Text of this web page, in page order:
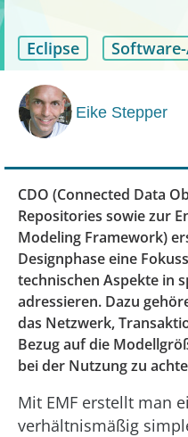
Eclipse
Eike Stepper
CDO (Connected Data
Repositories sowie zur
Modeling Framework)
Designphase eine
technischen Aspekte in
adressieren. Dazu
das Netzwerk,
Bezug auf die
bei der Nutzung zu
Mit EMF erstellt man
verhältnismäßig